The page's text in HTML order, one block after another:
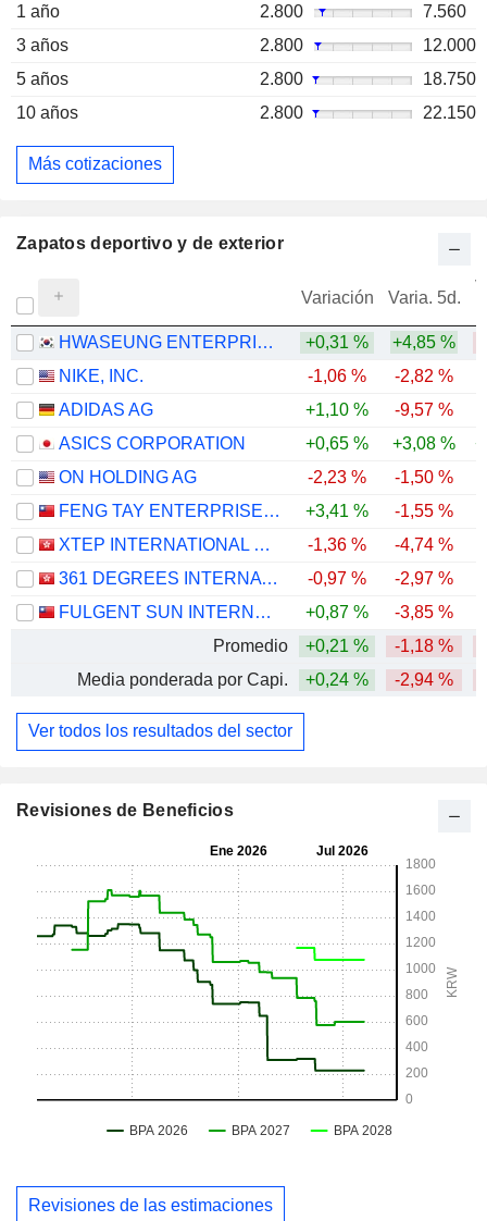
1 año
2.800
7.560
3 años
2.800
12.000
5 años
2.800
18.750
10 años
2.800 22.150
Más cotizaciones
Zapatos deportivo y de exterior
Variación Varia. 5d.
HWASEUNG ENTERPRISE CO., LTD. +0,31 % +4,85 %
NIKE, INC.
-1,06 % -2,82 %
ADIDAS AG
+1,10 % -9,57 %
ASICS CORPORATION
+0,65 % +3,08 %
ON HOLDING AG
-2,23 % -1,50 %
FENG TAY ENTERPRISES CO., LTD.
+3,41 % -1,55 %
XTEP INTERNATIONAL HOLDINGS LIMITED
-1,36 % -4,74 %
361 DEGREES INTERNATIONAL LIMITED
-0,97 % -2,97 %
FULGENT SUN INTERNATIONAL (HOLDING) CO., LTD.
+0,87 % -3,85 %
Promedio
+0,21 % -1,18 %
Media ponderada por Capi.
+0,24 % -2,94 %
Ver todos los resultados del sector
Revisiones de Beneficios
Revisiones de las estimaciones